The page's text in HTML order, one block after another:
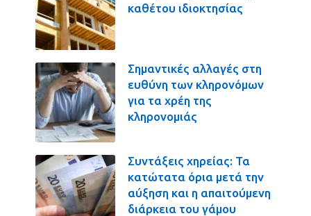
καθέτου ιδιοκτησίας
Σημαντικές αλλαγές στη
ευθύνη των κληρονόμων
για τα χρέη της
κληρονομιάς
Συντάξεις χηρείας: Τα
κατώτατα όρια μετά την
αύξηση και η απαιτούμενη
διάρκεια του γάμου